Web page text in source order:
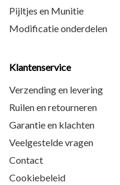
Pijltjes en Munitie
Modificatie onderdelen
Klantenservice
Verzending en levering
Ruilen en retourneren
Garantie en klachten
Veelgestelde vragen
Contact
Cookiebeleid